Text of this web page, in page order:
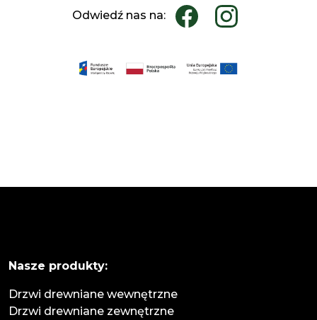
Odwiedź nas na:
Nasze produkty:
Drzwi drewniane wewnętrzne
Drzwi drewniane zewnętrzne